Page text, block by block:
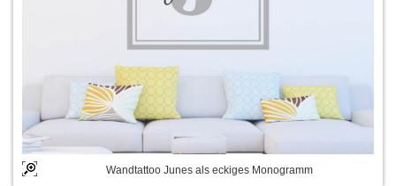
Wandtattoo Junes als eckiges Monogramm